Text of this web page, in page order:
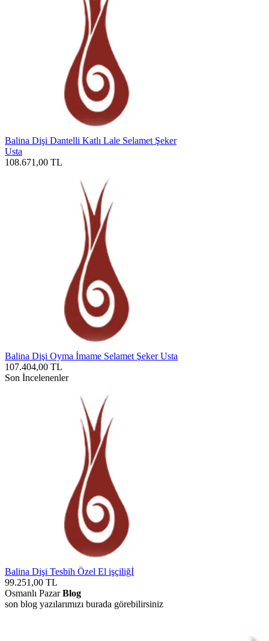
Balina Dişi Dantelli Katlı Lale Selamet Şeker
Usta
108.671,00 TL
Balina Dişi Oyma İmame Selamet Şeker Usta
107.404,00 TL
Son İncelenenler
Balina Dişi Tesbih Özel El işçiliğİ
99.251,00 TL
Osmanlı PazarBlog
son blog yazılarımızı burada görebilirsiniz